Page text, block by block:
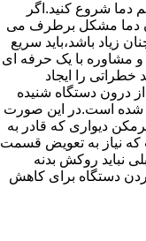
دما شروع کنید.اگر
دما مشکل برطرف می
زیاد باشد،باید سریع
و مشاوره با یک حرفه ای
را ایجاد
درون دستگاه شنیده
شده است.در این صورت
دیواری که قادر به
نیاز به تعویض قسمت
نباید روکش بدنه
دستگاه برای کاهش